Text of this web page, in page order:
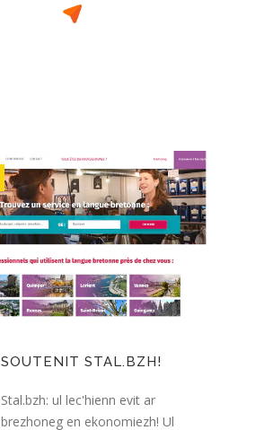
SOUTENIT STAL.BZH!
Stal.bzh: ul lec'hienn evit ar
brezhoneg en ekonomiezh! Ul